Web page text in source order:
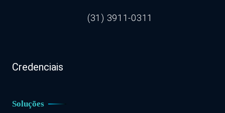
(31) 3911-0311
Credenciais
Soluções